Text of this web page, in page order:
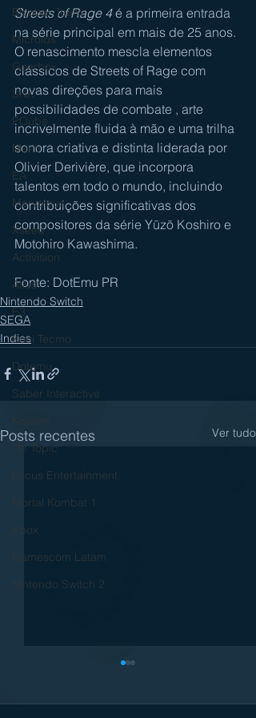
Bloober Team
Microids
Gearbox
SNK
PQube
Mario
EA
Marvelous
Xseed
Activision
Atlus
E3
Koei Tecmo
Dotemu
Saber Interactive
Konami
Off Topic
Focus Entertainment
Mortal Kombat 1
Xbox
Gamescom Latam
Nintendo Switch 2
Streets of Rage 4 é a primeira entrada
na série principal em mais de 25 anos.
O renascimento mescla elementos
clássicos de Streets of Rage com
novas direções para mais
possibilidades de combate , arte
incrivelmente fluida à mão e uma trilha
sonora criativa e distinta liderada por
Olivier Derivière, que incorpora
talentos em todo o mundo, incluindo
contribuições significativas dos
compositores da série Yūzō Koshiro e
Motohiro Kawashima.
Fonte: DotEmu PR
Nintendo Switch
SEGA
Indies
Posts recentes Ver tudo